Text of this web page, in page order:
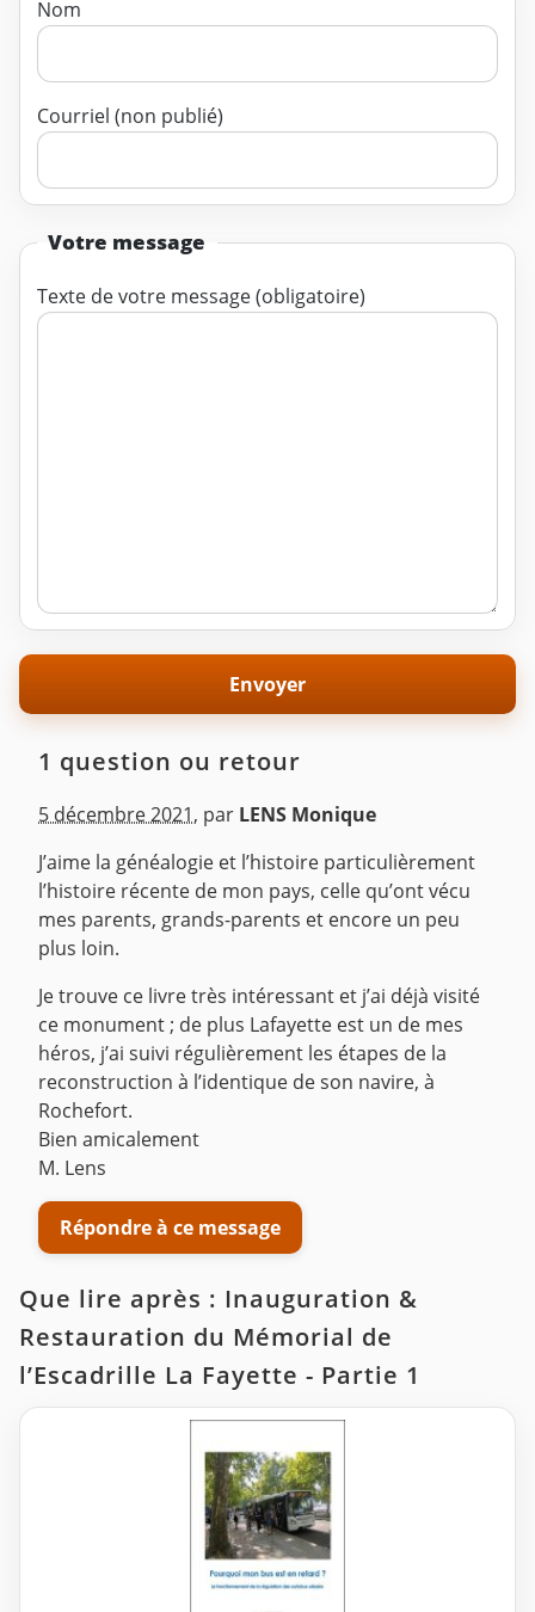
Nom
Courriel (non publié)
Votre message
Texte de votre message (obligatoire)
1 question ou retour
5 décembre 2021, par LENS Monique
J’aime la généalogie et l’histoire particulièrement
l’histoire récente de mon pays, celle qu’ont vécu
mes parents, grands-parents et encore un peu
plus loin.
Je trouve ce livre très intéressant et j’ai déjà visité
ce monument ; de plus Lafayette est un de mes
héros, j’ai suivi régulièrement les étapes de la
reconstruction à l’identique de son navire, à
Rochefort.
Bien amicalement
M. Lens
Répondre à ce message
Que lire après : Inauguration &
Restauration du Mémorial de
l’Escadrille La Fayette - Partie 1